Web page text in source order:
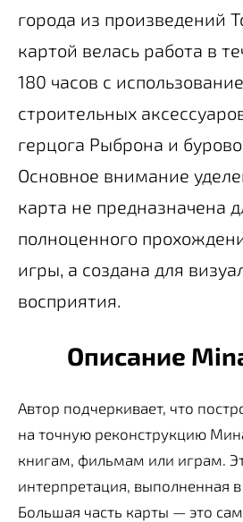
города из произведений
картой велась работа в
180 часов с
строительных
герцога Рыброна и
Основное внимание
карта не предназначена
полноценного
игры, а создана для
восприятия.
Описание
Автор подчеркивает, что
на точную реконструкцию
книгам, фильмам или играм.
интерпретация, выполненная в
Большая часть карты — это